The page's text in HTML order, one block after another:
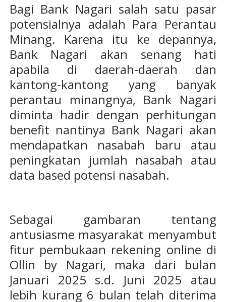
Bagi Bank Nagari salah satu pasar
potensialnya adalah Para Perantau
Minang. Karena itu ke depannya,
Bank Nagari akan senang hati
apabila di daerah-daerah dan
kantong-kantong yang banyak
perantau minangnya, Bank Nagari
diminta hadir dengan perhitungan
benefit nantinya Bank Nagari akan
mendapatkan nasabah baru atau
peningkatan jumlah nasabah atau
data based potensi nasabah.
Sebagai gambaran tentang
antusiasme masyarakat menyambut
fitur pembukaan rekening online di
Ollin by Nagari, maka dari bulan
Januari 2025 s.d. Juni 2025 atau
lebih kurang 6 bulan telah diterima